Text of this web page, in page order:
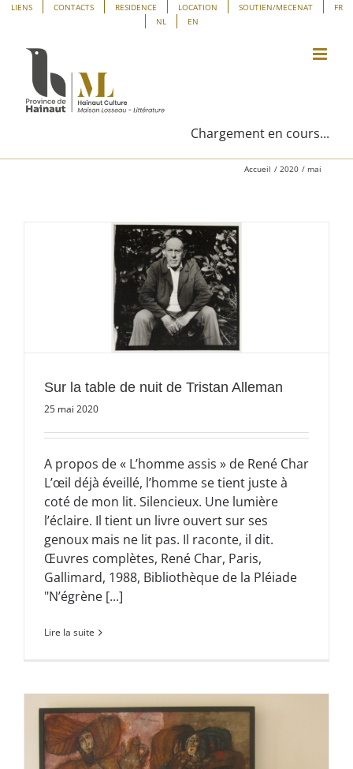
Panneau de gestion des cookies
Passer
contenu
LIENS CONTACTS RESIDENCE LOCATION SOUTIEN/MECENAT
FR
NL
EN
Chargement en cours...
Accueil 2020 mai
Sur la table de nuit de Tristan Alleman
25 mai 2020
A propos de « L’homme assis » de René Char
L’œil déjà éveillé, l’homme se tient juste à
coté de mon lit. Silencieux. Une lumière
l’éclaire. Il tient un livre ouvert sur ses
genoux mais ne lit pas. Il raconte, il dit.
Œuvres complètes, René Char, Paris,
Gallimard, 1988, Bibliothèque de la Pléiade
"N’égrène [...]
Lire la suite